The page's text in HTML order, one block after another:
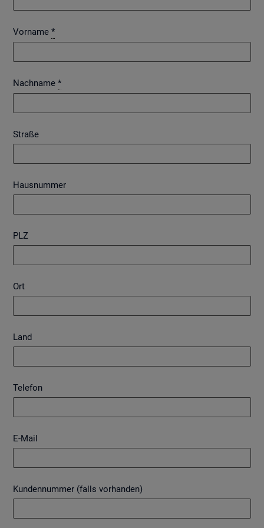
Vorname *
Nachname *
Straße
Hausnummer
PLZ
Ort
Land
Telefon
E-Mail
Kundennummer (falls vorhanden)